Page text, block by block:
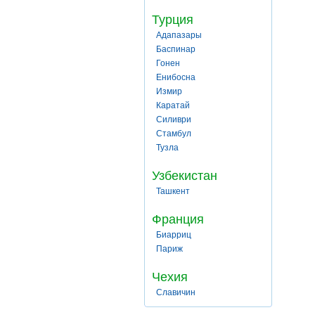
Турция
Адапазары
Баспинар
Гонен
Енибосна
Измир
Каратай
Силиври
Стамбул
Тузла
Узбекистан
Ташкент
Франция
Биарриц
Париж
Чехия
Славичин